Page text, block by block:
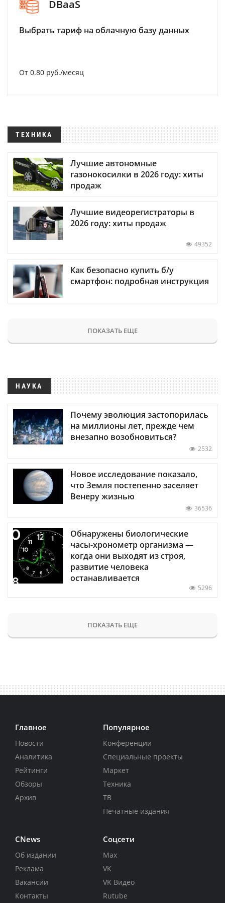
DBaaS
Выбрать тариф на облачную базу данных
От 0.80 руб./месяц
ТЕХНИКА
Лучшие автономные
газонокосилки в 2026 году: хиты
продаж
Лучшие видеорегистраторы в
2026 году: хиты продаж
49352
Как безопасно купить б/у
смартфон: подробная инструкция
ПОКАЗАТЬ ЕЩЕ
НАУКА
Почему эволюция застопорилась
на миллионы лет, прежде чем
внезапно возобновиться?
2532
Новое исследование показало,
что Земля постепенно заселяет
Венеру жизнью
36536
Обнаружены биологические
часы-хронометр организма —
когда они выходят из строя,
развитие человека
останавливается
5296
ПОКАЗАТЬ ЕЩЕ
Главное
Новости
Аналитика
Рейтинги
Обзоры
Архив
Популярное
Конференции
Специальные проекты
Маркет
Техника
ТВ
Печатные издания
CNews
Об издании
Реклама
Вакансии
Контакты
Соцсети
Max
VK
VK Видео
Rutube